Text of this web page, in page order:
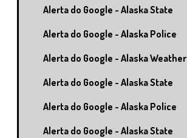
Alerta do Google - Alaska State
Alerta do Google - Alaska Police
Alerta do Google - Alaska Weather
Alerta do Google - Alaska State
Alerta do Google - Alaska Police
Alerta do Google - Alaska State